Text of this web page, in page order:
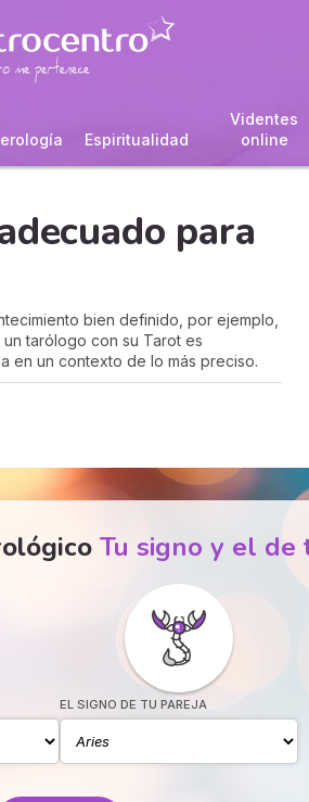
Espiritualidad
Videntes
online
para
bien definido, por ejemplo,
un tarólogo con su Tarot es
en un contexto de lo más preciso.
Tu signo y el de
EL SIGNO DE TU PAREJA